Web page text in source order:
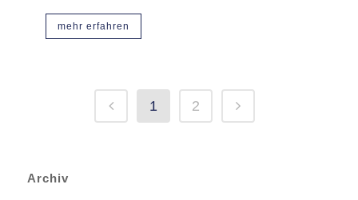
mehr erfahren
1 2
Archiv